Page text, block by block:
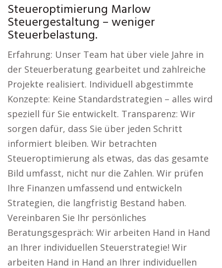
Steueroptimierung Marlow
Steuergestaltung – weniger
Steuerbelastung.
Erfahrung: Unser Team hat über viele Jahre in
der Steuerberatung gearbeitet und zahlreiche
Projekte realisiert. Individuell abgestimmte
Konzepte: Keine Standardstrategien – alles wird
speziell für Sie entwickelt. Transparenz: Wir
sorgen dafür, dass Sie über jeden Schritt
informiert bleiben. Wir betrachten
Steueroptimierung als etwas, das das gesamte
Bild umfasst, nicht nur die Zahlen. Wir prüfen
Ihre Finanzen umfassend und entwickeln
Strategien, die langfristig Bestand haben.
Vereinbaren Sie Ihr persönliches
Beratungsgespräch: Wir arbeiten Hand in Hand
an Ihrer individuellen Steuerstrategie! Wir
arbeiten Hand in Hand an Ihrer individuellen